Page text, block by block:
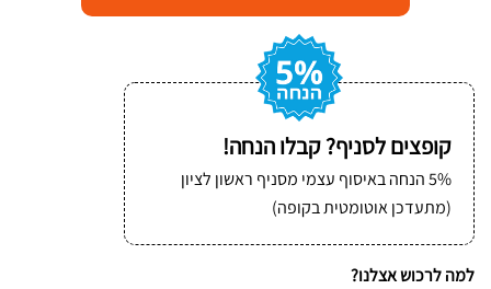
בנד
מ"מ
קופצים לסניף? קבלו הנחה!
5% הנחה באיסוף עצמי מסניף ראשון לציון
(מתעדכן אוטומטית בקופה)
למה לרכוש אצלנו?